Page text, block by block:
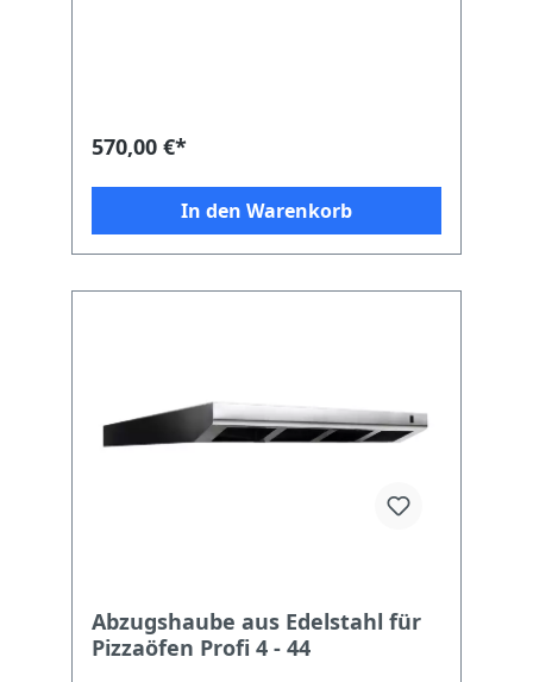
570,00 €*
In den Warenkorb
Abzugshaube aus Edelstahl für
Pizzaöfen Profi 4 - 44